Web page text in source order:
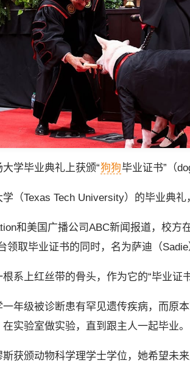
学毕业典礼上获颁“狗狗毕业证书”（
（Texas Tech University）的毕业典礼
和美国广播公司ABC新闻报道，校方
领取毕业证书的同时，名为萨迪（
系上红丝带的骨头，作为它的“毕业证
年级被诊断患有罕见遗传疾病，而原
实验室做实验，直到跟主人一起毕业。
获颁动物科学理学士学位，她希望未来